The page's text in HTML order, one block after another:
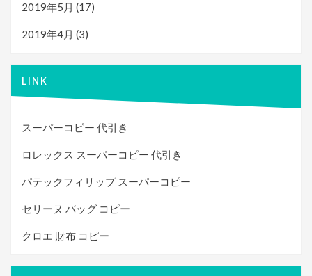
2019年5月 (17)
2019年4月 (3)
LINK
スーパーコピー 代引き
ロレックス スーパーコピー 代引き
パテックフィリップ スーパーコピー
セリーヌ バッグ コピー
クロエ 財布 コピー